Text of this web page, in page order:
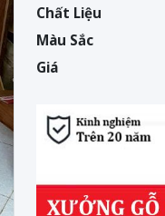
Chất Liệu
Màu Sắc
Giá